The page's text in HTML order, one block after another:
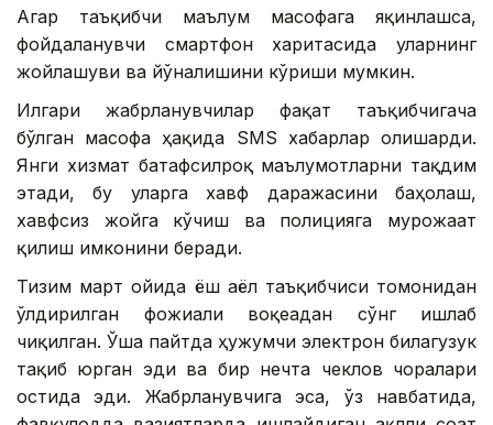
Агар таъқибчи маълум масофага яқинлашса,
фойдаланувчи смартфон харитасида уларнинг
жойлашуви ва йўналишини кўриши мумкин.
Илгари жабрланувчилар фақат таъқибчигача
бўлган масофа ҳақида SМS хабарлар олишарди.
Янги хизмат батафсилроқ маълумотларни тақдим
этади, бу уларга хавф даражасини баҳолаш,
хавфсиз жойга кўчиш ва полицияга мурожаат
қилиш имконини беради.
Тизим март ойида ёш аёл таъқибчиси томонидан
ўлдирилган фожиали воқеадан сўнг ишлаб
чиқилган. Ўша пайтда ҳужумчи электрон билагузук
тақиб юрган эди ва бир нечта чеклов чоралари
остида эди. Жабрланувчига эса, ўз навбатида,